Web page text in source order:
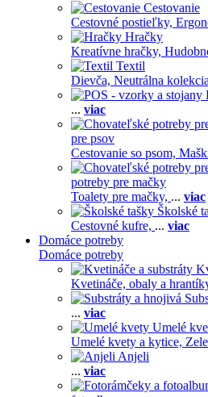
Cestovanie
Cestovné postieľky,
Hračky
Kreatívne hračky,
Textil
Dievča, Neutrálna
... viac
pre psov
Cestovanie so psom,
potreby pre mačky
Toalety pre mačky, ... viac
Školské
Cestovné kufre, ... viac
Domáce potreby
Domáce potreby
Kvetináče, obaly a
... viac
Umelé
Umelé kvety a kytice,
Anjeli
... viac